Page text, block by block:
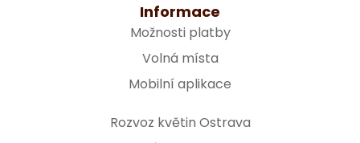
Informace
Možnosti platby
Volná místa
Mobilní aplikace
Rozvoz květin Ostrava